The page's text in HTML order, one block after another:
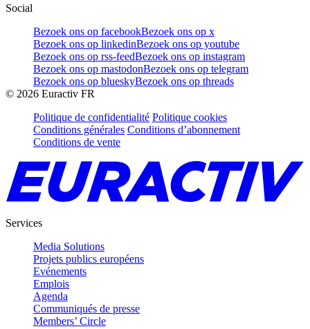
Social
Bezoek ons op facebookBezoek ons op x
Bezoek ons op linkedinBezoek ons op youtube
Bezoek ons op rss-feedBezoek ons op instagram
Bezoek ons op mastodonBezoek ons op telegram
Bezoek ons op blueskyBezoek ons op threads
© 2026 Euractiv FR
Politique de confidentialité Politique cookies
Conditions générales Conditions d’abonnement
Conditions de vente
Services
Media Solutions
Projets publics européens
Evénements
Emplois
Agenda
Communiqués de presse
Members’ Circle